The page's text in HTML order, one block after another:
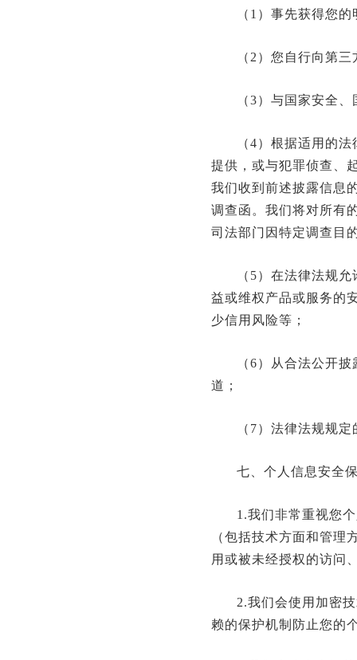
（1）事先获得您
（2）您自行向第
（3）与国家安全
（4）根据适用的
提供，或与犯罪侦查、
我们收到前述披露信息
调查函。我们将对所有
司法部门因特定调查目
（5）在法律法规
益或维权产品或服务的
少信用风险等；
（6）从合法公开
道；
（7）法律法规规
七、个人信息安全
1.我们非常重视您
（包括技术方面和管理
用或被未经授权的访问
2.我们会使用加密
赖的保护机制防止您的